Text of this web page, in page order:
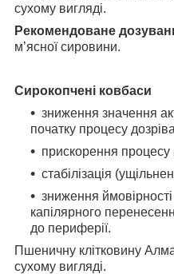
сухому вигляді.
Рекомендоване
м’ясної сировини.
Сирокопчені ковбаси
зниження значення
початку процесу
прискорення
стабілізація
зниження
капілярного
до периферії.
Пшеничну клітковину
сухому вигляді.